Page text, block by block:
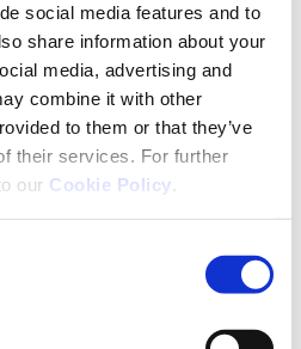
social media features and to
share information about your
media, advertising and
combine it with other
to them or that they’ve
their services. For further
our Cookie Policy.
de
de
la développer.
de la maladie